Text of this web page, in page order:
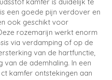
een goede pijn verdover en
ook geschikt voor
rozemarijn werkt enorm
via verdamping of op de
van de hartfunctie,
van de ademhaling. In een
kamfer ontstekingen aan